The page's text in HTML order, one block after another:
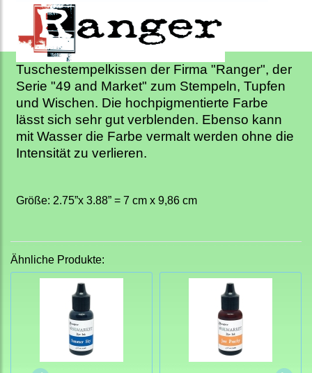
Tuschestempelkissen der Firma "Ranger", der
Serie "49 and Market" zum Stempeln, Tupfen
und Wischen. Die hochpigmentierte Farbe
lässt sich sehr gut verblenden. Ebenso kann
mit Wasser die Farbe vermalt werden ohne die
Intensität zu verlieren.
Größe: 2.75”x 3.88” = 7 cm x 9,86 cm
Ähnliche Produkte: